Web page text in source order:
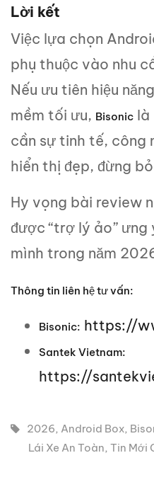
Lời kết
Việc lựa chọn
phụ thuộc vào nhu
Nếu ưu tiên hiệu
mềm tối ưu, Bisonic là
cần sự tinh tế, công
hiển thị đẹp, đừng
Hy vọng bài review
được “trợ lý ảo”
mình trong năm
Thông tin liên hệ tư vấn:
Bisonic: https://
Santek Vietnam:
https://
2026, Android Box,
Lái Xe An Toàn, Tin Mới